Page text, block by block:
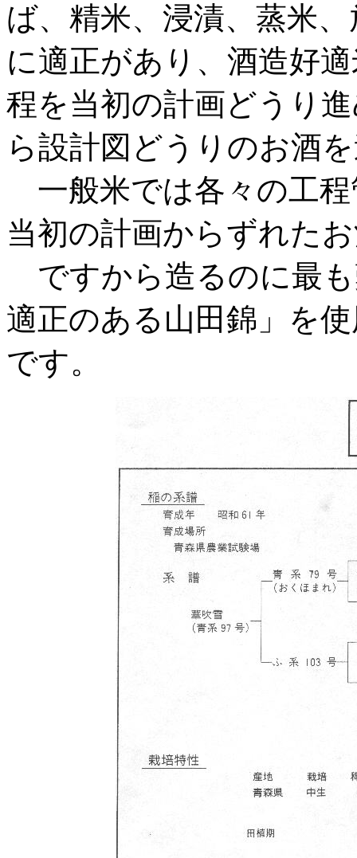
ば、精米、浸漬、蒸米
に適正があり、酒造好
程を当初の計画どうり
ら設計図どうりのお酒
一般米では各々の工
当初の計画からずれた
ですから造るのに最
適正のある山田錦」を
です。